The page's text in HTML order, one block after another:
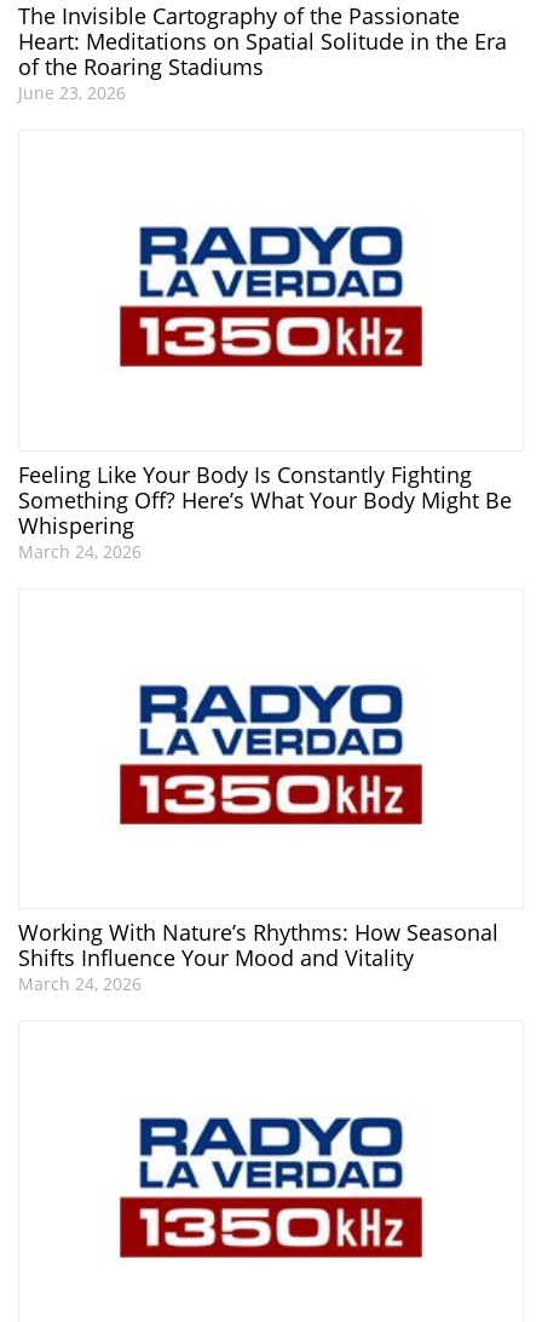
The Invisible Cartography of the Passionate
Heart: Meditations on Spatial Solitude in the Era
of the Roaring Stadiums
June 23, 2026
Feeling Like Your Body Is Constantly Fighting
Something Off? Here’s What Your Body Might Be
Whispering
March 24, 2026
Working With Nature’s Rhythms: How Seasonal
Shifts Influence Your Mood and Vitality
March 24, 2026